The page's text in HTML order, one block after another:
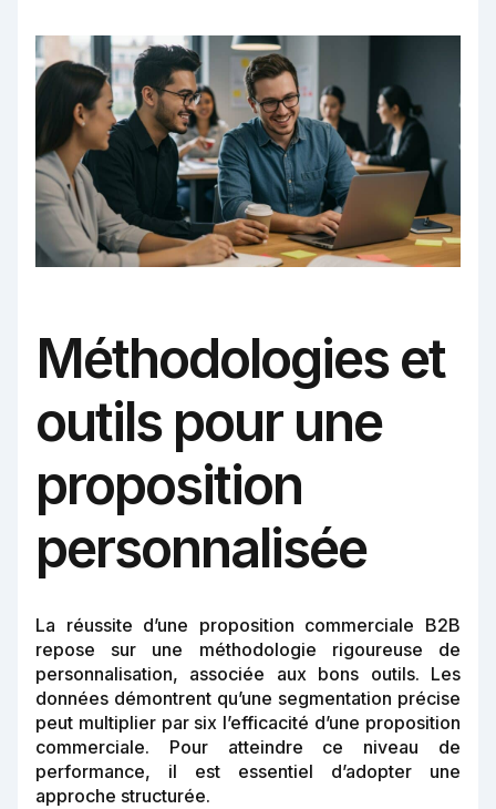
Méthodologies et
outils pour une
proposition
personnalisée
La réussite d’une proposition commerciale B2B
repose sur une méthodologie rigoureuse de
personnalisation, associée aux bons outils. Les
données démontrent qu’une segmentation précise
peut multiplier par six l’efficacité d’une proposition
commerciale. Pour atteindre ce niveau de
performance, il est essentiel d’adopter une
approche structurée.